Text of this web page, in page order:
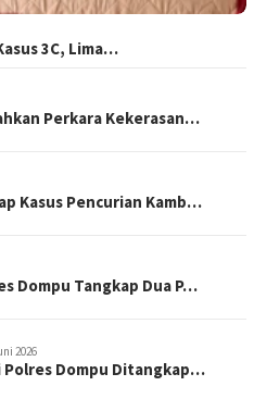
3C, Lima…
Perkara Kekerasan…
Kasus Pencurian Kamb…
Dompu Tangkap Dua P…
2026
Polres Dompu Ditangkap…